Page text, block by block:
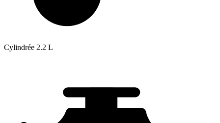
Cylindrée 2.2 L